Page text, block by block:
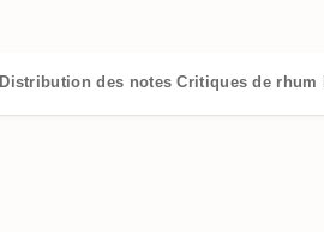
Distribution des notes Critiques de rhum